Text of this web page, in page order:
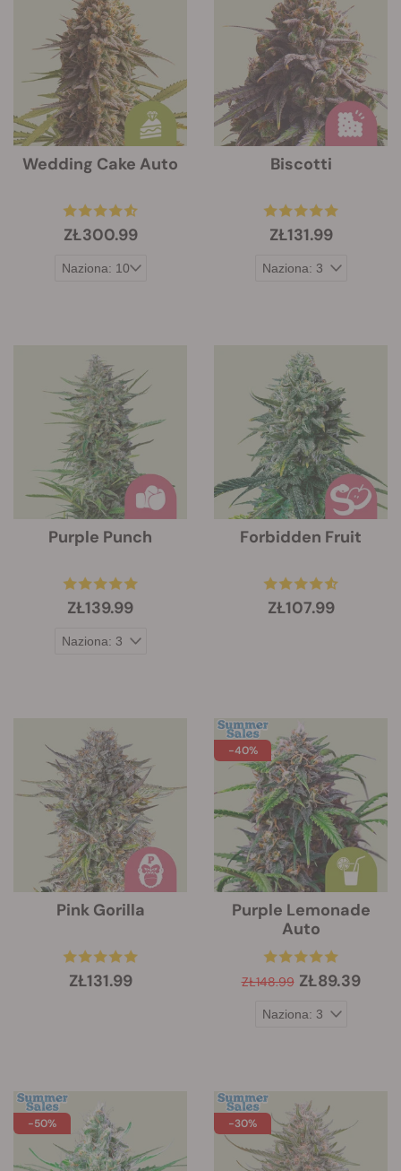
Wedding Cake Auto
ZŁ300.99
Biscotti
ZŁ131.99
Purple Punch
ZŁ139.99
Forbidden Fruit
ZŁ107.99
Pink Gorilla
ZŁ131.99
-40%
Purple Lemonade
Auto
ZŁ148.99 ZŁ89.39
-50% -30%